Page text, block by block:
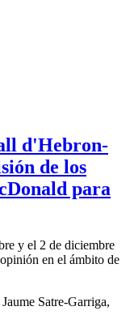
d'Hebron-
de los
para
y el 2 de diciembre
en el ámbito de
Satre-Garriga,